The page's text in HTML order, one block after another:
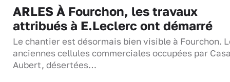
ARLES À Fourchon, les travaux
attribués à E.Leclerc ont démarré
Le chantier est désormais bien visible à Fourchon.
anciennes cellules commerciales occupées par
Aubert, désertées…